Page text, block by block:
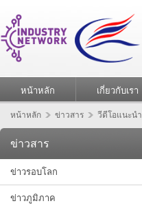
หน้าหลัก เกี่ยวกับเรา
หน้าหลัก ข่าวสาร วีดีโอแนะนำ
ข่าวสาร
ข่าวรอบโลก
ข่าวภูมิภาค